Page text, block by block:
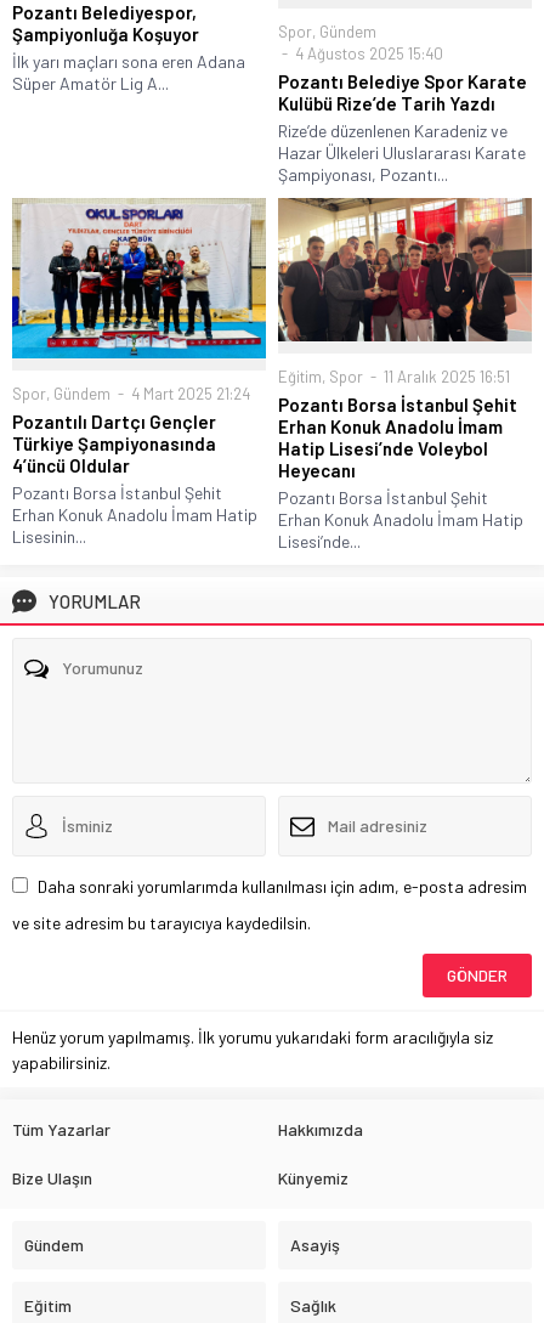
Pozantı Belediyespor,
Şampiyonluğa Koşuyor
İlk yarı maçları sona eren Adana
Süper Amatör Lig A...
Spor, Gündem
4 Ağustos 2025 15:40
Pozantı Belediye Spor Karate
Kulübü Rize’de Tarih Yazdı
Rize’de düzenlenen Karadeniz ve
Hazar Ülkeleri Uluslararası Karate
Şampiyonası, Pozantı...
Spor, Gündem 4 Mart 2025 21:24
Pozantılı Dartçı Gençler
Türkiye Şampiyonasında
4’üncü Oldular
Pozantı Borsa İstanbul Şehit
Erhan Konuk Anadolu İmam Hatip
Lisesinin...
Eğitim, Spor 11 Aralık 2025 16:51
Pozantı Borsa İstanbul Şehit
Erhan Konuk Anadolu İmam
Hatip Lisesi’nde Voleybol
Heyecanı
Pozantı Borsa İstanbul Şehit
Erhan Konuk Anadolu İmam Hatip
Lisesi’nde...
YORUMLAR
Daha sonraki yorumlarımda kullanılması için adım, e-posta adresim
ve site adresim bu tarayıcıya kaydedilsin.
Henüz yorum yapılmamış. İlk yorumu yukarıdaki form aracılığıyla siz
yapabilirsiniz.
Tüm Yazarlar Hakkımızda
Bize Ulaşın Künyemiz
Gündem Asayiş
Eğitim Sağlık